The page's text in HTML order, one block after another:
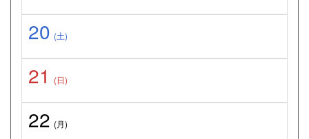
20 (土)
21 (日)
22 (月)